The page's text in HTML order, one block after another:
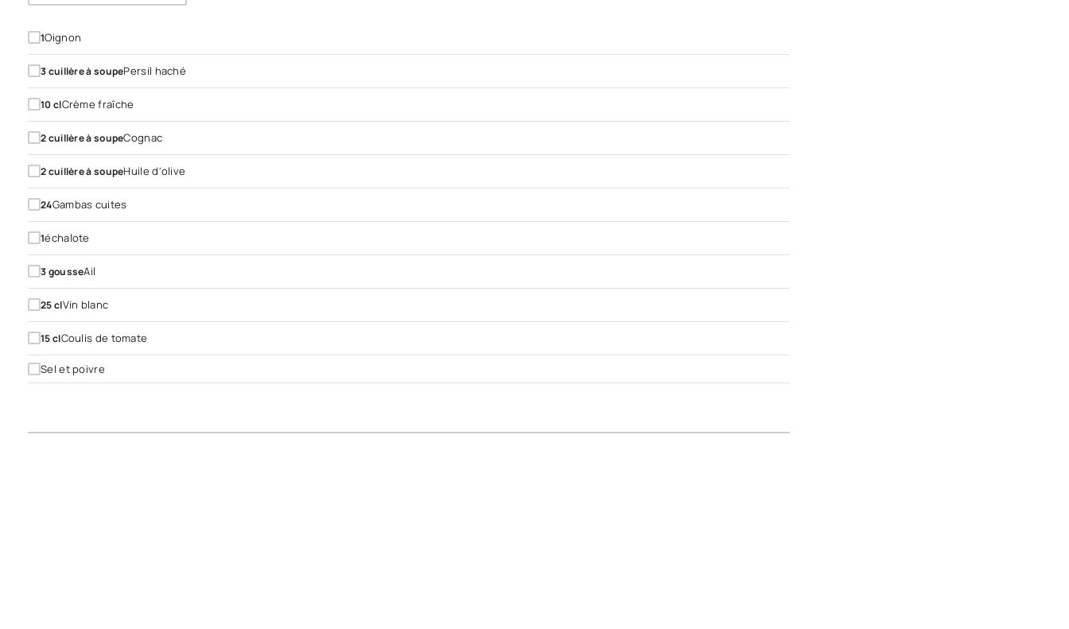
1Oignon
3cuillère à soupePersil haché
10 clCrème fraîche
2cuillère à soupeCognac
2cuillère à soupeHuile d'olive
24Gambas cuites
1échalote
3gousseAil
25clVin blanc
15clCoulis de tomate
Sel et poivre